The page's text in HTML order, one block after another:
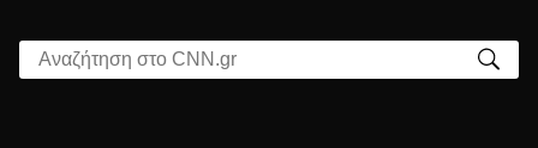
Αναζήτηση στο CNN.gr